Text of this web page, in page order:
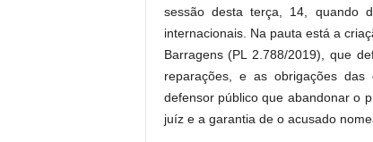
sessão desta terça, 14, quando
internacionais. Na pauta está a
Barragens (PL 2.788/2019), que
reparações, e as obrigações
defensor público que abandonar o
juíz e a garantia de o acusado